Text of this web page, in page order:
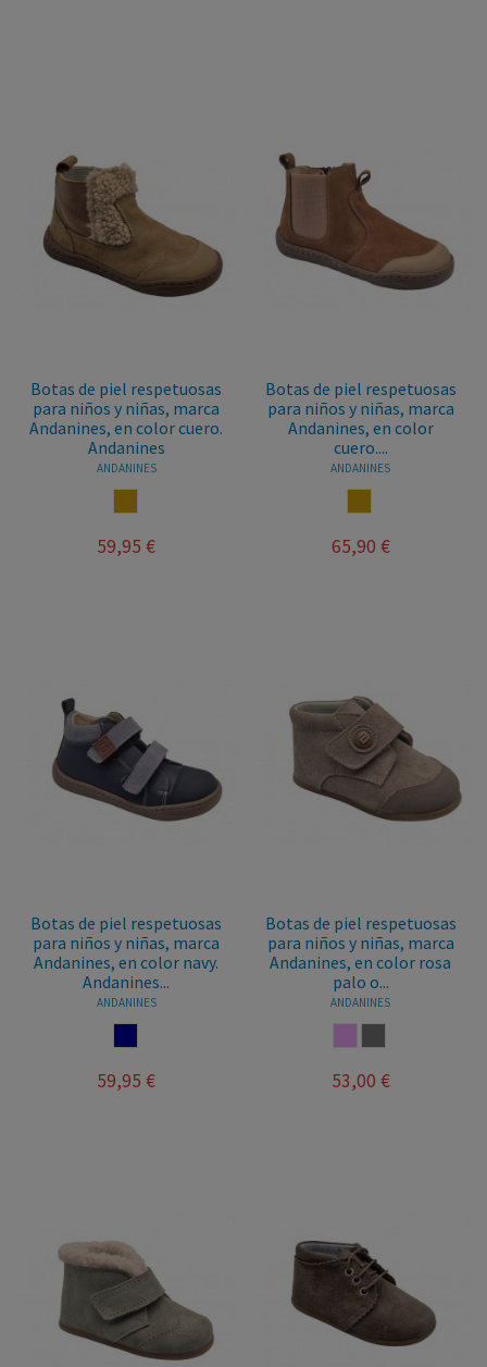
Botas de piel respetuosas
para niños y niñas, marca
Andanines, en color cuero.
Andanines
ANDANINES
59,95 €
Botas de piel respetuosas
para niños y niñas, marca
Andanines, en color
cuero....
ANDANINES
65,90 €
Botas de piel respetuosas
para niños y niñas, marca
Andanines, en color navy.
Andanines...
ANDANINES
59,95 €
Botas de piel respetuosas
para niños y niñas, marca
Andanines, en color rosa
palo o...
ANDANINES
53,00 €